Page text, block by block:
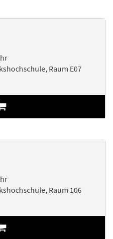
Raum E07
Raum 106